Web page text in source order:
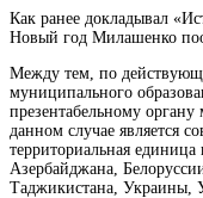
Как ранее докладывал
Новый год Милашенко
Между тем, по
муниципального
презентабельному
данном случае является
территориальная единица
Азербайджана,
Таджикистана, Украины,